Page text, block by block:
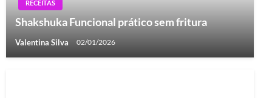
RECEITAS
Shakshuka Funcional prático sem fritura
Valentina Silva 02/01/2026